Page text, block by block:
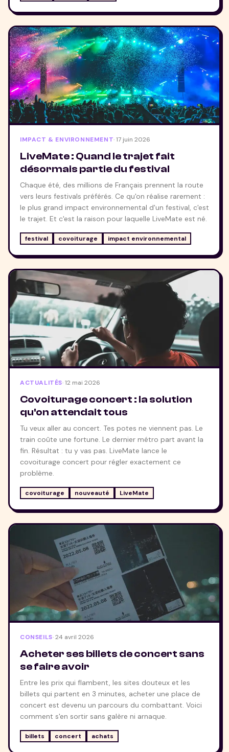
IMPACT & ENVIRONNEMENT·17 juin 2026
LiveMate : Quand le trajet fait
désormais partie du festival
Chaque été, des millions de Français prennent la route
vers leurs festivals préférés. Ce qu'on réalise rarement :
le plus grand impact environnemental d'un festival, c'est
le trajet. Et c'est la raison pour laquelle LiveMate est né.
festival covoiturage impact environnemental
ACTUALITÉS·12 mai 2026
Covoiturage concert : la solution
qu'on attendait tous
Tu veux aller au concert. Tes potes ne viennent pas. Le
train coûte une fortune. Le dernier métro part avant la
fin. Résultat : tu y vas pas. LiveMate lance le
covoiturage concert pour régler exactement ce
problème.
covoiturage nouveauté LiveMate
CONSEILS·24 avril 2026
Acheter ses billets de concert sans
se faire avoir
Entre les prix qui flambent, les sites douteux et les
billets qui partent en 3 minutes, acheter une place de
concert est devenu un parcours du combattant. Voici
comment s'en sortir sans galère ni arnaque.
billets concert achats